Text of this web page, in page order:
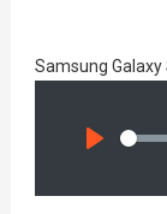
Samsung
Seek